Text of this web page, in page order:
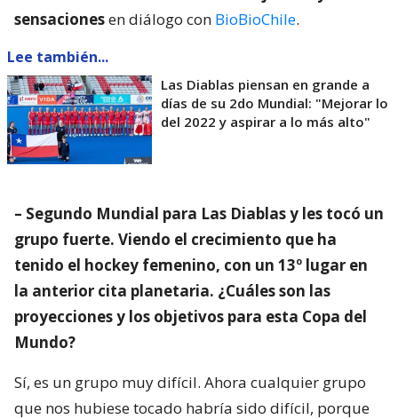
sensacionesen diálogo con BioBioChile.
Lee también...
Las Diablas piensan en grande a
días de su 2do Mundial: "Mejorar lo
del 2022 y aspirar a lo más alto"
– Segundo Mundial para Las Diablas y les tocó un
grupo fuerte. Viendo el crecimiento que ha
tenido el hockey femenino, con un 13º lugar en
la anterior cita planetaria. ¿Cuáles son las
proyecciones y los objetivos para esta Copa del
Mundo?
Sí, es un grupo muy difícil. Ahora cualquier grupo
que nos hubiese tocado habría sido difícil, porque